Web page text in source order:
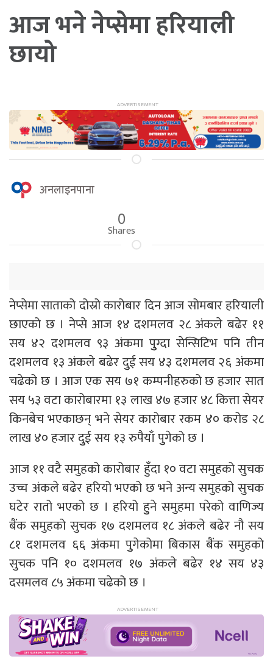
आज भने नेप्सेमा हरियाली
छायो
अनलाइनपाना
0
Shares
नेप्सेमा साताको दोस्रो कारोबार दिन आज सोमबार हरियाली
छाएको छ । नेप्से आज १४ दशमलव २८ अंकले बढेर ११
सय ४२ दशमलव ९३ अंकमा पुुुग्दा सेन्सिटिभ पनि तीन
दशमलव १३ अंकले बढेर दुुई सय ४३ दशमलव २६ अंकमा
चढेको छ । आज एक सय ७१ कम्पनीहरुको छ हजार सात
सय ५३ वटा कारोबारमा १३ लाख ४७ हजार ४८ कित्ता सेयर
किनबेच भएकाछन् भने सेयर कारोबार रकम ४० करोड २८
लाख ४० हजार दुुई सय १३ रुपैयाँ पुुगेको छ ।
आज ११ वटै समुहको कारोबार हुँदा १० वटा समुहको सुचक
उच्च अंकले बढेर हरियो भएको छ भने अन्य समुहको सुचक
घटेर रातो भएको छ । हरियो हुुने समुहमा परेको वाणिज्य
बैंक समुहको सुचक १७ दशमलव १८ अंकले बढेर नौ सय
८१ दशमलव ६६ अंकमा पुुगेकोमा बिकास बैंक समुहको
सुचक पनि १० दशमलव १७ अंकले बढेर १४ सय ४३
दसमलव ८५ अंकमा चढेको छ ।